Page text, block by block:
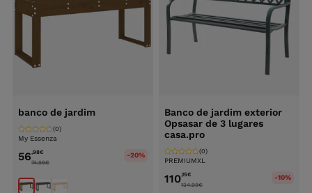
banco de jardim
My Essenza
(0)
56,98€
74.99€
-20%
Banco de jardim exterior
Opsasar de 3 lugares
casa.pro
PREMIUMXL
(0)
110,15€
124.99€
-10%